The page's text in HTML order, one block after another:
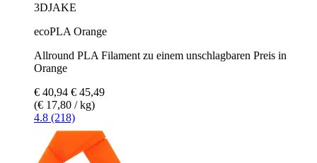
3DJAKE
ecoPLA Orange
Allround PLA Filament zu einem unschlagbaren Preis in
Orange
€ 40,94 € 45,49
(€ 17,80 / kg)
4.8 (218)